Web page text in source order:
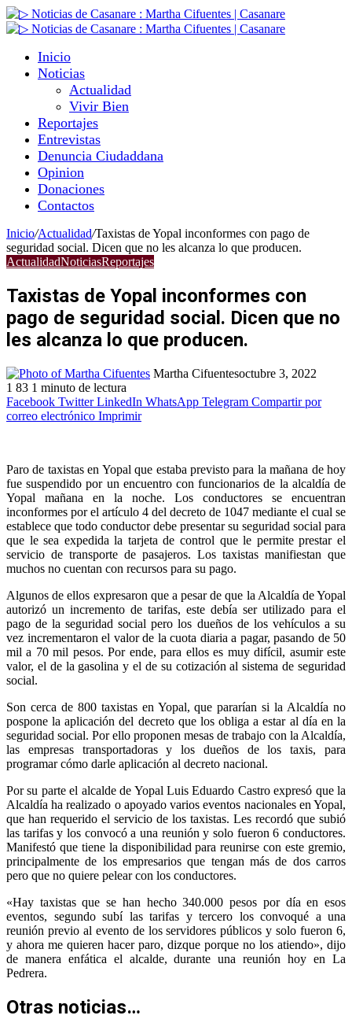
Inicio
Noticias
Actualidad
Vivir Bien
Reportajes
Entrevistas
Denuncia Ciudaddana
Opinion
Donaciones
Contactos
Inicio/Actualidad/Taxistas de Yopal inconformes con pago de
seguridad social. Dicen que no les alcanza lo que producen.
ActualidadNoticiasReportajes
Taxistas de Yopal inconformes con
pago de seguridad social. Dicen que no
les alcanza lo que producen.
Martha Cifuentesoctubre 3, 2022
1 83 1 minuto de lectura
Facebook Twitter LinkedIn WhatsApp Telegram Compartir por
correo electrónico Imprimir
Paro de taxistas en Yopal que estaba previsto para la mañana de hoy
fue suspendido por un encuentro con funcionarios de la alcaldía de
Yopal mañana en la noche. Los conductores se encuentran
inconformes por el artículo 4 del decreto de 1047 mediante el cual se
establece que todo conductor debe presentar su seguridad social para
que le sea expedida la tarjeta de control que le permite prestar el
servicio de transporte de pasajeros. Los taxistas manifiestan que
muchos no cuentan con recursos para su pago.
Algunos de ellos expresaron que a pesar de que la Alcaldía de Yopal
autorizó un incremento de tarifas, este debía ser utilizado para el
pago de la seguridad social pero los dueños de los vehículos a su
vez incrementaron el valor de la cuota diaria a pagar, pasando de 50
mil a 70 mil pesos. Por ende, para ellos es muy difícil, asumir este
valor, el de la gasolina y el de su cotización al sistema de seguridad
social.
Son cerca de 800 taxistas en Yopal, que pararían si la Alcaldía no
pospone la aplicación del decreto que los obliga a estar al día en la
seguridad social. Por ello proponen mesas de trabajo con la Alcaldía,
las empresas transportadoras y los dueños de los taxis, para
programar cómo darle aplicación al decreto nacional.
Por su parte el alcalde de Yopal Luis Eduardo Castro expresó que la
Alcaldía ha realizado o apoyado varios eventos nacionales en Yopal,
que han requerido el servicio de los taxistas. Les recordó que subió
las tarifas y los convocó a una reunión y solo fueron 6 conductores.
Manifestó que tiene la disponibilidad para reunirse con este gremio,
principalmente de los empresarios que tengan más de dos carros
pero que no quiere pelear con los conductores.
«Hay taxistas que se han hecho 340.000 pesos por día en esos
eventos, segundo subí las tarifas y tercero los convoqué a una
reunión previo al evento de los servidores públicos y solo fueron 6,
y ahora me quieren hacer paro, dizque porque no los atiendo», dijo
de manera enfática el alcalde, durante una reunión hoy en La
Pedrera.
Otras noticias…